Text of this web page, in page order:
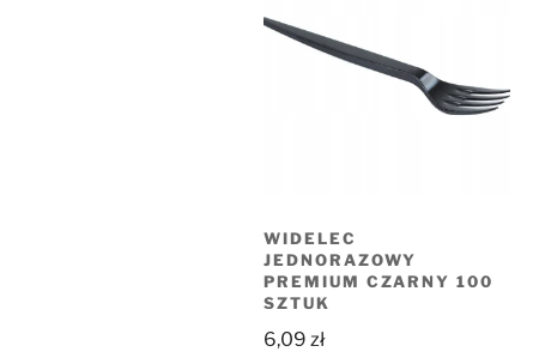
WIDELEC
JEDNORAZOWY
PREMIUM CZARNY 100
SZTUK
6,09 zł